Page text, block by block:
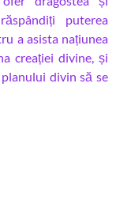
puterea
a asista națiunea
creației divine, și
divin să se